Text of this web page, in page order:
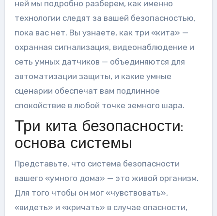
ней мы подробно разберем, как именно
технологии следят за вашей безопасностью,
пока вас нет. Вы узнаете, как три «кита» —
охранная сигнализация, видеонаблюдение и
сеть умных датчиков — объединяются для
автоматизации защиты, и какие умные
сценарии обеспечат вам подлинное
спокойствие в любой точке земного шара.
Три кита безопасности:
основа системы
Представьте, что система безопасности
вашего «умного дома» — это живой организм.
Для того чтобы он мог «чувствовать»,
«видеть» и «кричать» в случае опасности,